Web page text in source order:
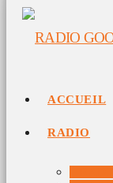
ACCUEIL
RADIO